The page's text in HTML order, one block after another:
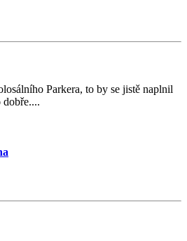
Parkera, to by se jistě naplnil
dobře....